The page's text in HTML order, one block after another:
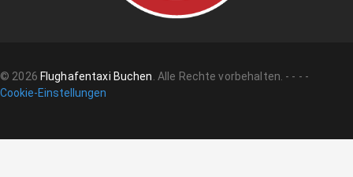
© 2026 Flughafentaxi Buchen. Alle Rechte vorbehalten. - - - -
Cookie-Einstellungen